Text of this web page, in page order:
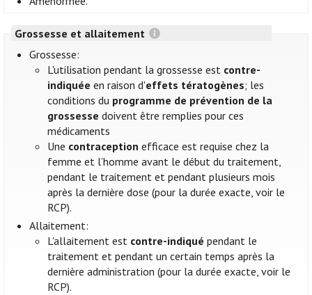
Grossesse et allaitement
Grossesse:
L'utilisation pendant la grossesse est contre-
indiquée en raison d'effets tératogènes; les
conditions du programme de prévention de la
grossesse doivent être remplies pour ces
médicaments
Une contraception efficace est requise chez la
femme et l’homme avant le début du traitement,
pendant le traitement et pendant plusieurs mois
après la dernière dose (pour la durée exacte, voir le
RCP).
Allaitement:
L'allaitement est contre-indiqué pendant le
traitement et pendant un certain temps après la
dernière administration (pour la durée exacte, voir le
RCP).